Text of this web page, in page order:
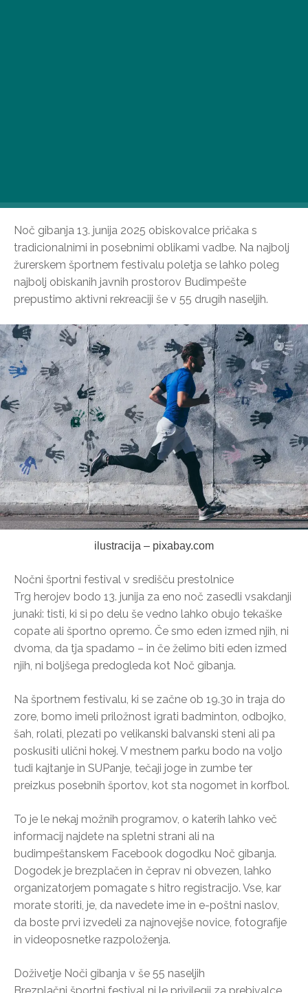
Noč gibanja 13. junija 2025 obiskovalce pričaka s
tradicionalnimi in posebnimi oblikami vadbe. Na najbolj
žurerskem športnem festivalu poletja se lahko poleg
najbolj obiskanih javnih prostorov Budimpešte
prepustimo aktivni rekreaciji še v 55 drugih naseljih.
ilustracija – pixabay.com
Nočni športni festival v središču prestolnice
Trg herojev bodo 13. junija za eno noč zasedli vsakdanji
junaki: tisti, ki si po delu še vedno lahko obujo tekaške
copate ali športno opremo. Če smo eden izmed njih, ni
dvoma, da tja spadamo – in če želimo biti eden izmed
njih, ni boljšega predogleda kot Noč gibanja.
Na športnem festivalu, ki se začne ob 19.30 in traja do
zore, bomo imeli priložnost igrati badminton, odbojko,
šah, rolati, plezati po velikanski balvanski steni ali pa
poskusiti ulični hokej. V mestnem parku bodo na voljo
tudi kajtanje in SUPanje, tečaji joge in zumbe ter
preizkus posebnih športov, kot sta nogomet in korfbol.
To je le nekaj možnih programov, o katerih lahko več
informacij najdete na spletni strani ali na
budimpeštanskem Facebook dogodku Noč gibanja.
Dogodek je brezplačen in čeprav ni obvezen, lahko
organizatorjem pomagate s hitro registracijo. Vse, kar
morate storiti, je, da navedete ime in e-poštni naslov,
da boste prvi izvedeli za najnovejše novice, fotografije
in videoposnetke razpoloženja.
Doživetje Noči gibanja v še 55 naseljih